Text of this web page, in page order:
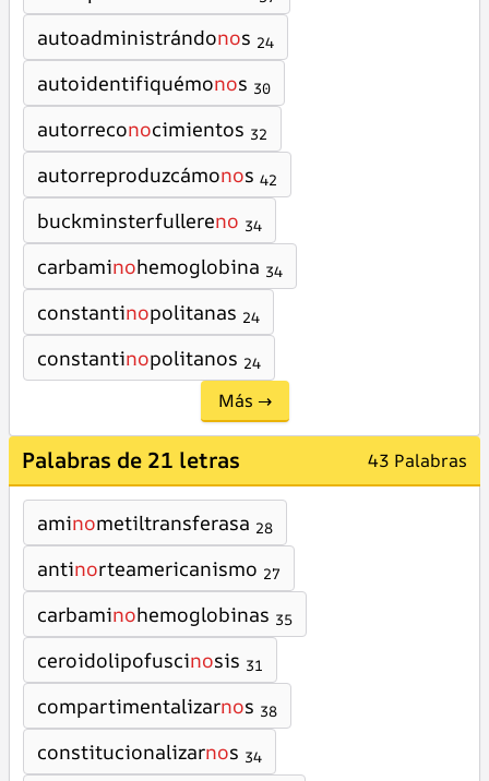
autoadministrándonos 24
autoidentifiquémonos 30
autorreconocimientos 32
autorreproduzcámonos 42
buckminsterfullereno 34
carbaminohemoglobina 34
constantinopolitanas 24
constantinopolitanos 24
Más →
Palabras de 21 letras 43 Palabras
aminometiltransferasa 28
antinorteamericanismo 27
carbaminohemoglobinas 35
ceroidolipofuscinosis 31
compartimentalizarnos 38
constitucionalizarnos 34